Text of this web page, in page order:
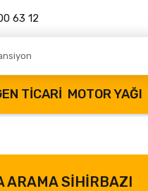
63 12
TICARI MOTOR YAĞI
ARAMA SİHİRBAZI